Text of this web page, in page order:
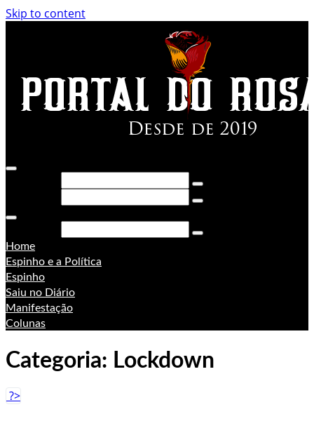
Skip to content
Home
Espinho e a Política
Espinho
Saiu no Diário
Manifestação
Colunas
Categoria: Lockdown
?>